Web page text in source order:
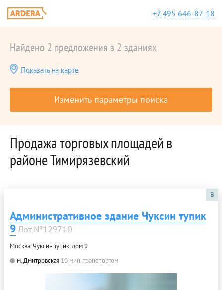
+7 495 646-87-18
Найдено 2 предложения в 2 зданиях
Показать на карте
Изменить параметры поиска
Продажа торговых площадей в
районе Тимирязевский
B
Административное здание Чуксин тупик
9Лот №129710
Москва, Чуксин тупик, дом 9
м. Дмитровская 10 мин. транспортом